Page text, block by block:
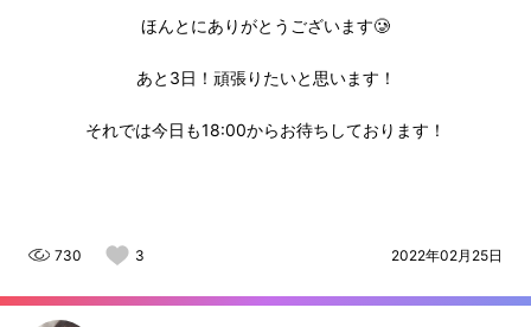
ほんとにありがとうございます🥲
あと3日！頑張りたいと思います！
それでは今日も18:00からお待ちしております！
730 3 2022年02月25日